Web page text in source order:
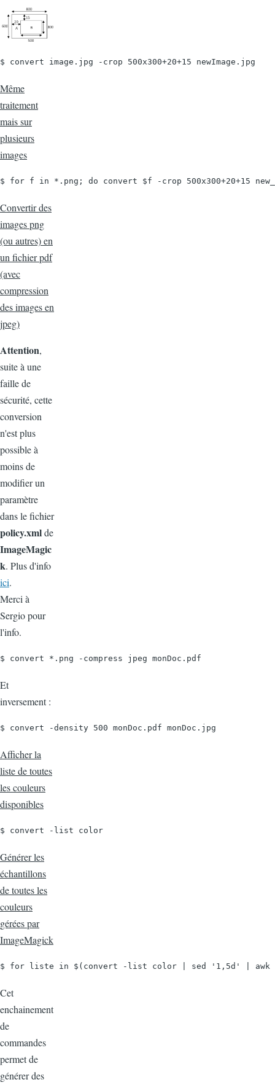
$ convert image.jpg -crop 500x300+20+15 newImage.jpg
Même
traitement
mais sur
plusieurs
images
$ for f in *.png; do convert $f -crop 500x300+20+15
Convertir des
images png
(ou autres) en
un fichier pdf
(avec
compression
des images en
jpeg)
Attention,
suite à une
faille de
sécurité, cette
conversion
n'est plus
possible à
moins de
modifier un
paramètre
dans le fichier
policy.xmlde
ImageMagic
k. Plus d'info
ici.
Merci à
Sergio pour
l'info.
$ convert *.png -compress jpeg monDoc.pdf
Et
inversement :
$ convert -density 500 monDoc.pdf monDoc.jpg
Afficher la
liste de toutes
les couleurs
disponibles
$ convert -list color
Générer les
échantillons
de toutes les
couleurs
gérées par
ImageMagick
$ for liste in $(convert -list color | sed '1,5d' | awk
Cet
enchainement
de
commandes
permet de
générer des